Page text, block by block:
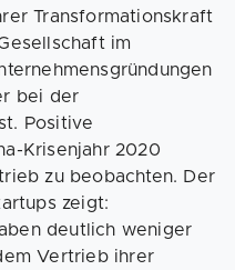
Transformationskraft
im
bei der
Positive
Krisenjahr 2020
zu beobachten. Der
zeigt:
deutlich weniger
Vertrieb ihrer